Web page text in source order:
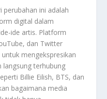
perubahan ini adalah
digital dalam
ide artis. Platform
dan Twitter
mengekspresikan
langsung terhubung
Billie Eilish, BTS, dan
bagaimana media